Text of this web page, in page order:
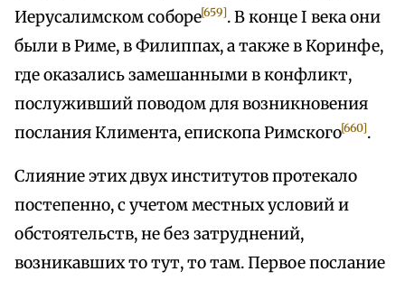
Иерусалимском соборе[659]. В конце I века они
были в Риме, в Филиппах, а также в Коринфе,
где оказались замешанными в конфликт,
послуживший поводом для возникновения
послания Климента, епископа Римского[660].
Слияние этих двух институтов протекало
постепенно, с учетом местных условий и
обстоятельств, не без затруднений,
возникавших то тут, то там. Первое послание